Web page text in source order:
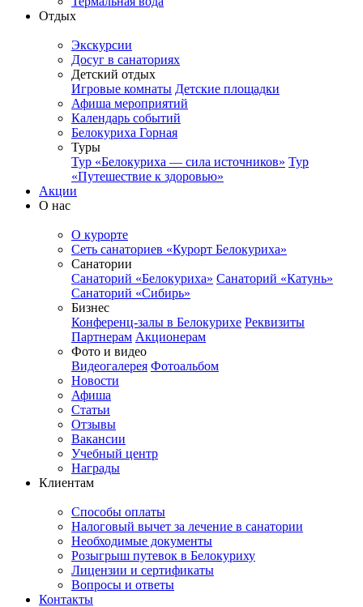
Отдых
Экскурсии
Досуг в санаториях
Детский отдых
Игровые комнаты Детские площадки
Афиша мероприятий
Календарь событий
Белокуриха Горная
Туры
Тур «Белокуриха — сила источников» Тур
«Путешествие к здоровью»
Акции
О нас
О курорте
Сеть санаториев «Курорт Белокуриха»
Санатории
Санаторий «Белокуриха» Санаторий «Катунь»
Санаторий «Сибирь»
Бизнес
Конференц-залы в Белокурихе Реквизиты
Партнерам Акционерам
Фото и видео
Видеогалерея Фотоальбом
Новости
Афиша
Статьи
Отзывы
Вакансии
Учебный центр
Награды
Клиентам
Способы оплаты
Налоговый вычет за лечение в санатории
Необходимые документы
Розыгрыш путевок в Белокуриху
Лицензии и сертификаты
Вопросы и ответы
Контакты